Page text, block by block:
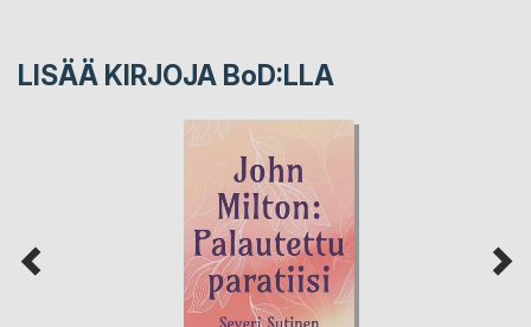
LISÄÄ KIRJOJA BoD:LLA